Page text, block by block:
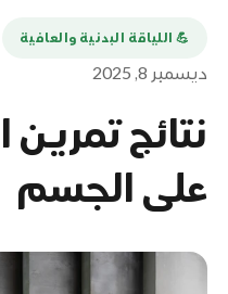
💪️ اللياقة البدنية والعافية
ديسمبر 8, 2025
نتائج تمرين
على الجسم